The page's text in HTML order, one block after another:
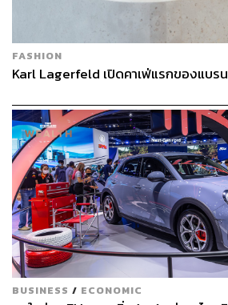
FASHION
Karl Lagerfeld เปิดคาเฟ่แรกของแบ
BUSINESS / ECONOMIC